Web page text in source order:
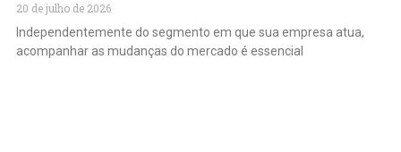
20 de julho de 2026
Independentemente do segmento em que sua empresa atua,
acompanhar as mudanças do mercado é essencial